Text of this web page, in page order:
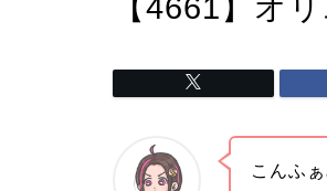
【4661】オ
こんふ